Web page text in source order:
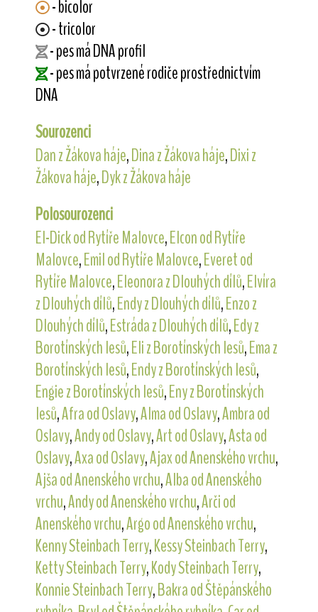
- bicolor
- tricolor
- pes má DNA profil
- pes má potvrzené rodiče prostřednictvím
DNA
Sourozenci
Dan z Žákova háje,Dina z Žákova háje,Dixi z
Žákova háje,Dyk z Žákova háje
Polosourozenci
El-Dick od Rytíře Malovce,Elcon od Rytíře
Malovce,Emil od Rytíře Malovce,Everet od
Rytíře Malovce,Eleonora z Dlouhých dílů,Elvíra
z Dlouhých dílů,Endy z Dlouhých dílů,Enzo z
Dlouhých dílů,Estráda z Dlouhých dílů,Edy z
Borotínských lesů,Eli z Borotínských lesů,Ema z
Borotínských lesů,Endy z Borotínských lesů,
Engie z Borotínských lesů,Eny z Borotínských
lesů,Afra od Oslavy,Alma od Oslavy,Ambra od
Oslavy,Andy od Oslavy,Art od Oslavy,Asta od
Oslavy,Axa od Oslavy,Ajax od Anenského vrchu,
Ajša od Anenského vrchu,Alba od Anenského
vrchu,Andy od Anenského vrchu,Arči od
Anenského vrchu,Argo od Anenského vrchu,
Kenny Steinbach Terry,Kessy Steinbach Terry,
Ketty Steinbach Terry,Kody Steinbach Terry,
Konnie Steinbach Terry,Bakra od Štěpánského